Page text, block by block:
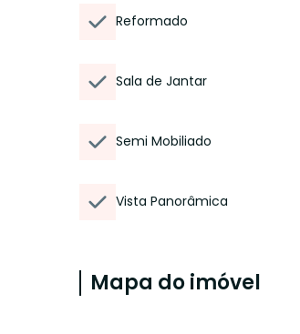
Reformado
Sala de Jantar
Semi Mobiliado
Vista Panorâmica
Mapa do imóvel